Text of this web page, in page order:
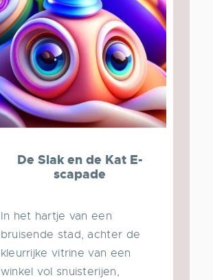
De Slak en de Kat E-
scapade
In het hartje van een
bruisende stad, achter de
kleurrijke vitrine van een
winkel vol snuisterijen,